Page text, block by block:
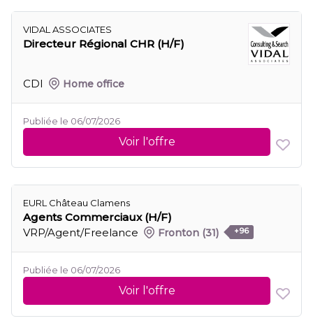
VIDAL ASSOCIATES
Directeur Régional CHR (H/F)
CDI Home office
Publiée le 06/07/2026
Voir l'offre
EURL Château Clamens
Agents Commerciaux (H/F)
VRP/Agent/Freelance
Fronton (31) +96
Publiée le 06/07/2026
Voir l'offre